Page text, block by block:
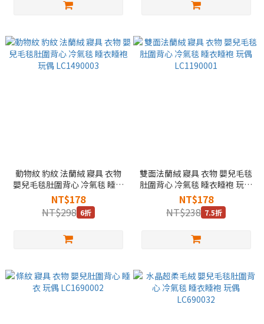
動物紋 豹紋 法蘭絨 寢具 衣物
嬰兒毛毯肚圍背心 冷氣毯 睡衣
睡袍 玩偶 LC1490003
NT$178
NT$298 6折
雙面法蘭絨 寢具 衣物 嬰兒毛毯
肚圍背心 冷氣毯 睡衣睡袍 玩偶
LC1190001
NT$178
NT$238 7.5折